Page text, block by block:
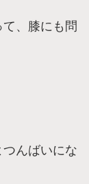
、膝にも問
んばいにな